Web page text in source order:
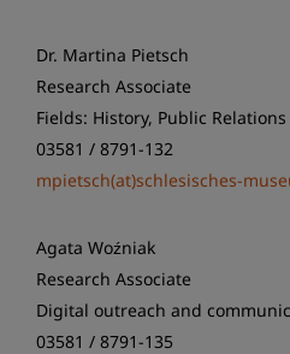
Dr. Martina Pietsch
Research Associate
Fields: History, Public Relations
03581 / 8791-132
mpietsch(at)schlesisches-
Agata Woźniak
Research Associate
Digital outreach and
03581 / 8791-135